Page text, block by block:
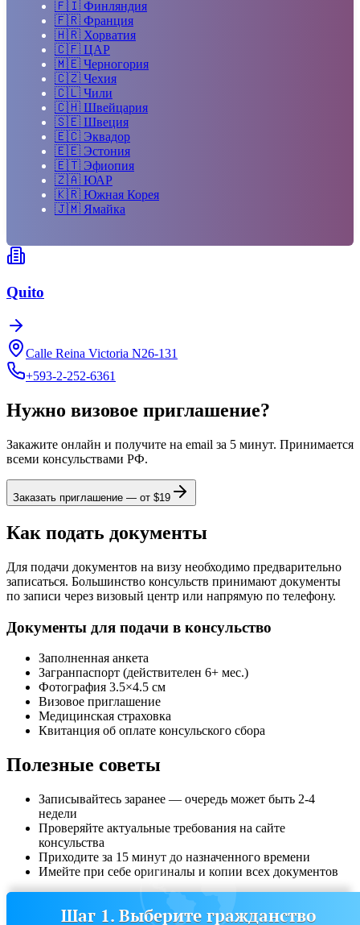
🇫🇮 Финляндия
🇫🇷 Франция
🇭🇷 Хорватия
🇨🇫 ЦАР
🇲🇪 Черногория
🇨🇿 Чехия
🇨🇱 Чили
🇨🇭 Швейцария
🇸🇪 Швеция
🇪🇨 Эквадор
🇪🇪 Эстония
🇪🇹 Эфиопия
🇿🇦 ЮАР
🇰🇷 Южная Корея
🇯🇲 Ямайка
Quito
Calle Reina Victoria N26-131
+593-2-252-6361
Нужно визовое приглашение?
Закажите онлайн и получите на email за 5 минут. Принимается
всеми консульствами РФ.
Заказать приглашение — от $19
Как подать документы
Для подачи документов на визу необходимо предварительно
записаться. Большинство консульств принимают документы
по записи через визовый центр или напрямую по телефону.
Документы для подачи в консульство
Заполненная анкета
Загранпаспорт (действителен 6+ мес.)
Фотография 3.5×4.5 см
Визовое приглашение
Медицинская страховка
Квитанция об оплате консульского сбора
Полезные советы
Записывайтесь заранее — очередь может быть 2-4
недели
Проверяйте актуальные требования на сайте
консульства
Приходите за 15 минут до назначенного времени
Имейте при себе оригиналы и копии всех документов
Шаг 1. Выберите гражданство